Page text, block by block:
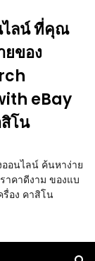
ไลน์ ที่คุณ
ยของ
eBay
โน
อนไลน์ ค้นหาง่าย
าคาดีงาม ของแบ
รื่อง คาสิโน